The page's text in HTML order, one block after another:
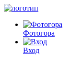
Фотогора
Вход